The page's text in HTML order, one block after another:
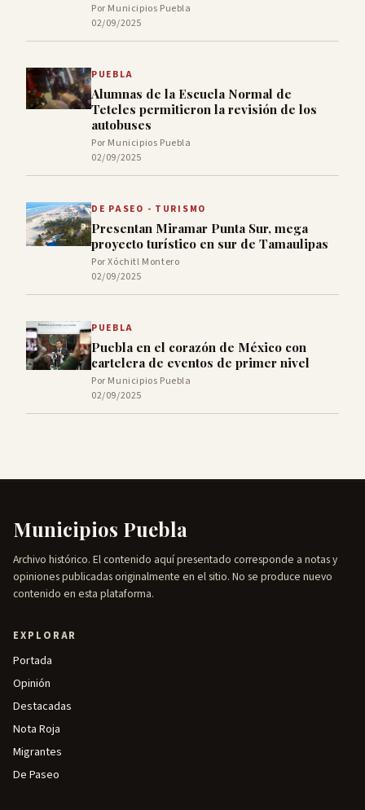
Por Municipios Puebla
02/09/2025
PUEBLA
Alumnas de la Escuela Normal de
Teteles permitieron la revisión de los
autobuses
Por Municipios Puebla
02/09/2025
DE PASEO - TURISMO
Presentan Miramar Punta Sur, mega
proyecto turístico en sur de Tamaulipas
Por Xóchitl Montero
02/09/2025
PUEBLA
Puebla en el corazón de México con
cartelera de eventos de primer nivel
Por Municipios Puebla
02/09/2025
Municipios Puebla
Archivo histórico. El contenido aquí presentado corresponde a notas y
opiniones publicadas originalmente en el sitio. No se produce nuevo
contenido en esta plataforma.
EXPLORAR
Portada
Opinión
Destacadas
Nota Roja
Migrantes
De Paseo